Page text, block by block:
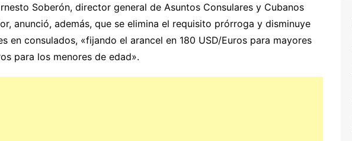
Soberón, director general de Asuntos Consulares y Cubanos
anunció, además, que se elimina el requisito prórroga y disminuye
en consulados, «fijando el arancel en 180 USD/Euros para mayores
para los menores de edad».